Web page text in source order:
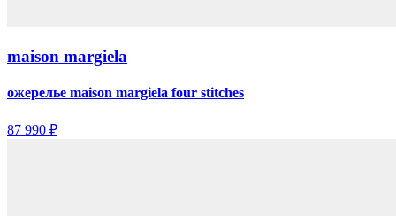
maison margiela
ожерелье maison margiela four stitches
87 990 ₽